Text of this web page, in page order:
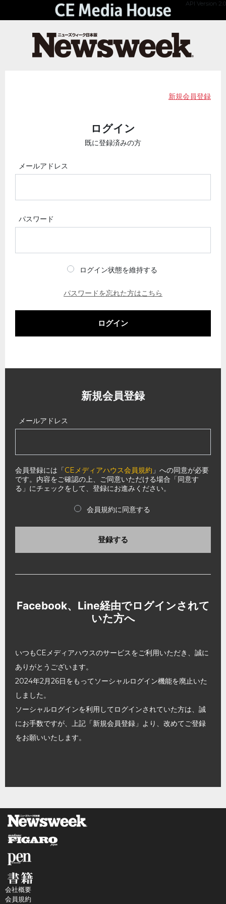
API Version 2.0
新規会員登録
ログイン
既に登録済みの方
メールアドレス
パスワード
ログイン状態を維持する
パスワードを忘れた方はこちら
ログイン
新規会員登録
メールアドレス
会員登録には「CEメディアハウス会員規約 」への同意が必要
です。内容をご確認の上、ご同意いただける場合「同意す
る」にチェックをして、登録にお進みください。
会員規約に同意する
登録する
Facebook、Line経由でログインされて
いた方へ
いつもCEメディアハウスのサービスをご利用いただき、誠に
ありがとうございます。
2024年2月26日をもってソーシャルログイン機能を廃止いた
しました。
ソーシャルログインを利用してログインされていた方は、誠
にお手数ですが、上記「新規会員登録」より、改めてご登録
をお願いいたします。
会社概要
会員規約